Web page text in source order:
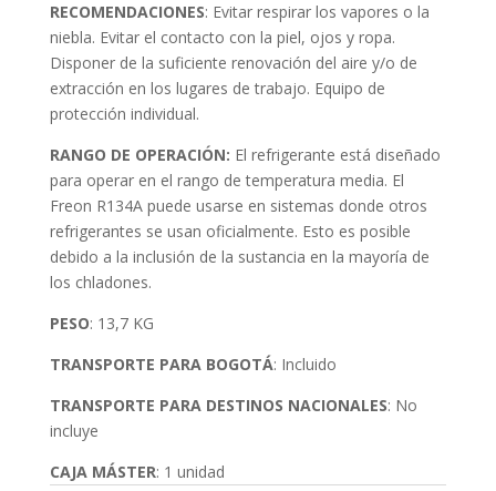
RECOMENDACIONES: Evitar respirar los vapores o la
niebla. Evitar el contacto con la piel, ojos y ropa.
Disponer de la suficiente renovación del aire y/o de
extracción en los lugares de trabajo. Equipo de
protección individual.
RANGO DE OPERACIÓN: El refrigerante está diseñado
para operar en el rango de temperatura media. El
Freon R134A puede usarse en sistemas donde otros
refrigerantes se usan oficialmente. Esto es posible
debido a la inclusión de la sustancia en la mayoría de
los chladones.
PESO: 13,7 KG
TRANSPORTE PARA BOGOTÁ: Incluido
TRANSPORTE PARA DESTINOS NACIONALES: No
incluye
CAJA MÁSTER: 1 unidad